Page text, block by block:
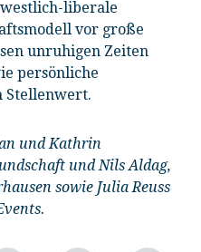
liberale
vor große
unruhigen Zeiten
persönliche
Stellenwert.
und Kathrin
und Nils Aldag,
sowie Julia Reuss
.